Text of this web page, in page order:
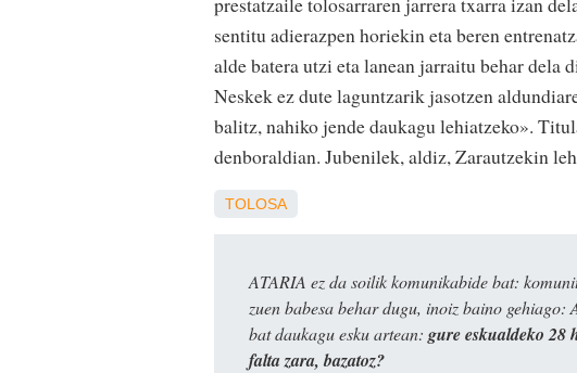
sentitu adierazpen horiekin eta beren
alde batera utzi eta lanean jarraitu behar dela
Neskek ez dute laguntzarik jasotzen
balitz, nahiko jende daukagu lehiatzeko».
denboraldian. Jubenilek, aldiz, Zarautzekin
TOLOSA
ATARIA ez da soilik komunikabide bat:
zuen babesa behar dugu, inoiz baino gehiago:
bat daukagu esku artean: gure eskualdeko
falta zara, bazatoz?